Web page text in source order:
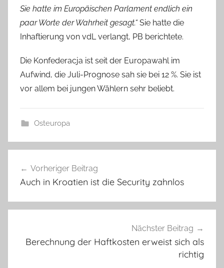
Sie hatte im Europäischen Parlament endlich ein
paar Worte der Wahrheit gesagt.“ Sie hatte die
Inhaftierung von vdL verlangt, PB berichtete.
Die Konfederacja ist seit der Europawahl im
Aufwind, die Juli-Prognose sah sie bei 12 %. Sie ist
vor allem bei jungen Wählern sehr beliebt.
Osteuropa
Vorheriger Beitrag
Auch in Kroatien ist die Security zahnlos
Nächster Beitrag
Berechnung der Haftkosten erweist sich als
richtig